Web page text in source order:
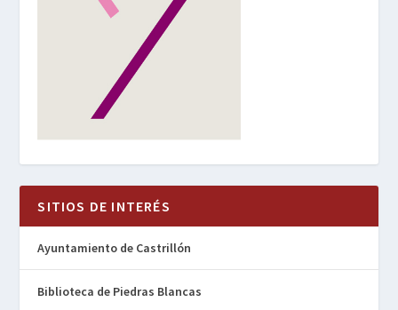
SITIOS DE INTERÉS
Ayuntamiento de Castrillón
Biblioteca de Piedras Blancas